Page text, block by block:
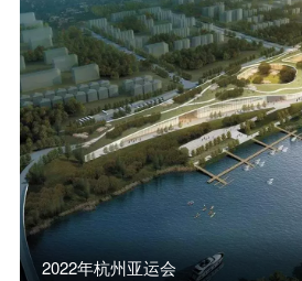
2022年杭州亚运会